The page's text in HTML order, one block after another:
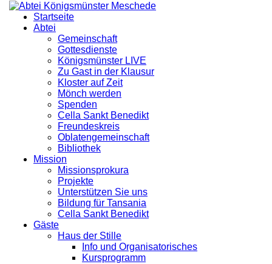
Startseite
Abtei
Gemeinschaft
Gottesdienste
Königsmünster LIVE
Zu Gast in der Klausur
Kloster auf Zeit
Mönch werden
Spenden
Cella Sankt Benedikt
Freundeskreis
Oblatengemeinschaft
Bibliothek
Mission
Missionsprokura
Projekte
Unterstützen Sie uns
Bildung für Tansania
Cella Sankt Benedikt
Gäste
Haus der Stille
Info und Organisatorisches
Kursprogramm